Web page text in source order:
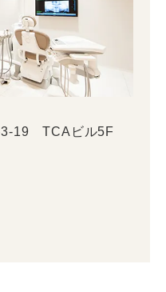
3-19 TCAビル5F